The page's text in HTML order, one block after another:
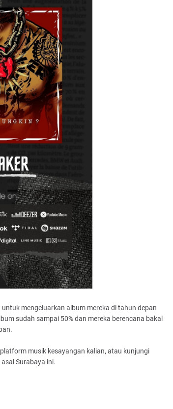
mengeluarkan album mereka di tahun depan
sudah sampai 50% dan mereka berencana bakal
musik kesayangan kalian, atau kunjungi
Surabaya ini.